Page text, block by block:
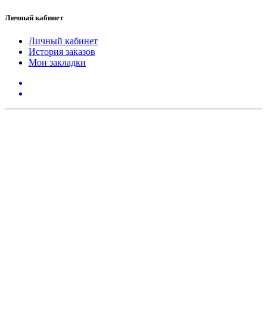
Личный кабинет
Личный кабинет
История заказов
Мои закладки